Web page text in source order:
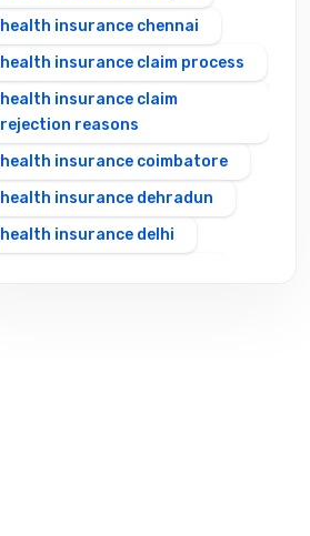
health insurance chennai
health insurance claim process
health insurance claim
rejection reasons
health insurance coimbatore
health insurance dehradun
health insurance delhi